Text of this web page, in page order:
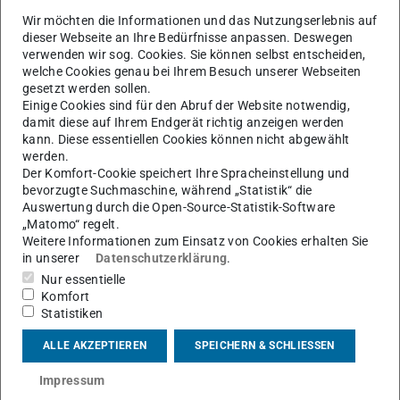
Arbeitsgebiet(e)
Sportpsychologie
Kontakt
Wir möchten die Informationen und das Nutzungserlebnis auf
dieser Webseite an Ihre Bedürfnisse anpassen. Deswegen
verwenden wir sog. Cookies. Sie können selbst entscheiden,
welche Cookies genau bei Ihrem Besuch unserer Webseiten
gesetzt werden sollen.
Einige Cookies sind für den Abruf der Website notwendig,
damit diese auf Ihrem Endgerät richtig anzeigen werden
kann. Diese essentiellen Cookies können nicht abgewählt
werden.
Der Komfort-Cookie speichert Ihre Spracheinstellung und
bevorzugte Suchmaschine, während „Statistik“ die
Auswertung durch die Open-Source-Statistik-Software
„Matomo“ regelt.
Weitere Informationen zum Einsatz von Cookies erhalten Sie
in unserer
Datenschutzerklärung.
Nur essentielle
Komfort
Statistiken
ALLE AKZEPTIEREN SPEICHERN & SCHLIESSEN
Impressum